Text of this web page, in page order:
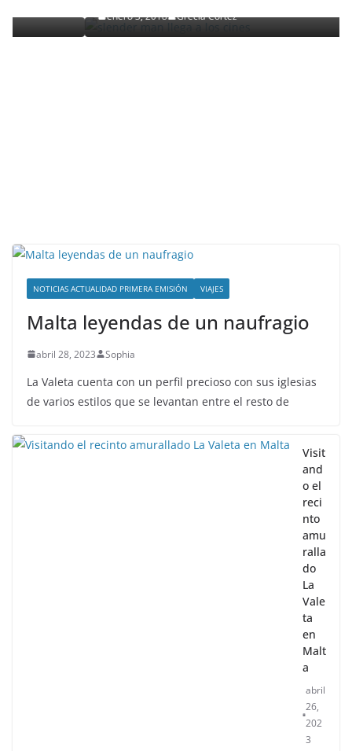
enero 3, 2018 Grecia Cortez
NOTICIAS ACTUALIDAD PRIMERA EMISIÓN VIAJES
Malta leyendas de un naufragio
abril 28, 2023 Sophia
La Valeta cuenta con un perfil precioso con sus iglesias
de varios estilos que se levantan entre el resto de
Visit
and
o el
reci
nto
amu
ralla
do
La
Vale
ta
en
Malt
a
abril
26,
202
3